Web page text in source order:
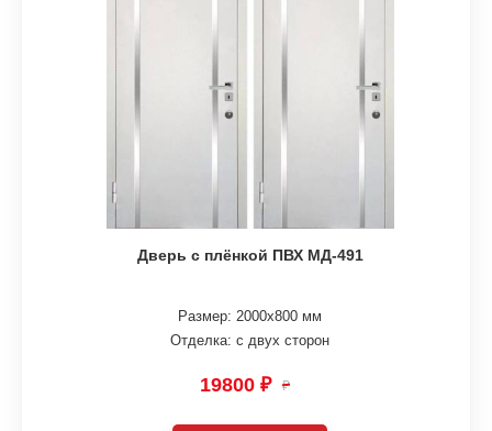
Дверь с плёнкой ПВХ МД-491
Размер: 2000х800 мм
Отделка: с двух сторон
19800 ₽ ₽